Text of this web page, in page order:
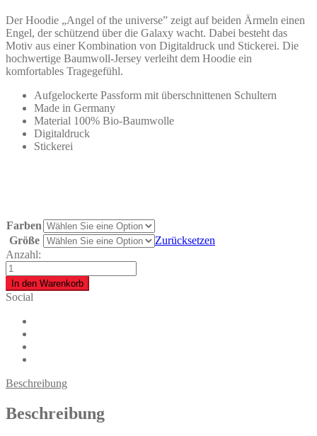
Der Hoodie „Angel of the universe” zeigt auf beiden Ärmeln einen
Engel, der schützend über die Galaxy wacht. Dabei besteht das
Motiv aus einer Kombination von Digitaldruck und Stickerei. Die
hochwertige Baumwoll-Jersey verleiht dem Hoodie ein
komfortables Tragegefühl.
Aufgelockerte Passform mit überschnittenen Schultern
Made in Germany
Material 100% Bio-Baumwolle
Digitaldruck
Stickerei
Farben
Größe
Zurücksetzen
Anzahl:
Hoodie
Angel
of
the
universe
quantity
In den Warenkorb
Social
Beschreibung
Beschreibung